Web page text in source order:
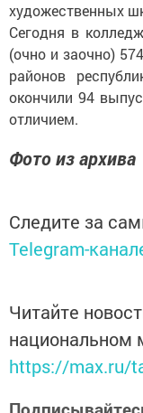
художественных
Сегодня в
(очно и заочно)
районов
окончили 94
отличием.
Фото из архива
Следите за
Telegram-
Читайте
национальном
https://max.ru/